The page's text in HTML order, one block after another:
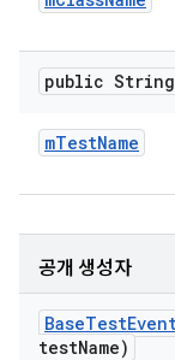
public String
mTestName
공개 생성자
BaseTest
testName)